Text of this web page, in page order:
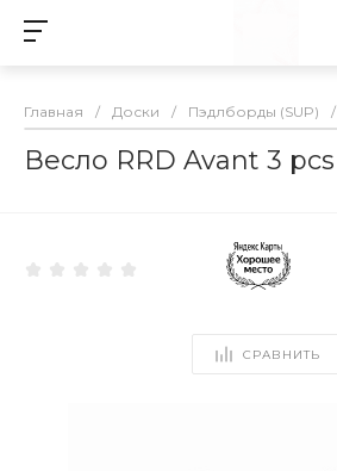
Главная / Доски / Пэдлборды (SUP) /
Весло RRD Avant 3 pcs
СРАВНИТЬ